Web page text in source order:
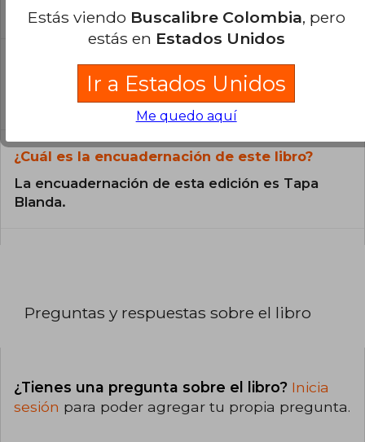
catálogo son Originales.
El libro está escrito en Español.
¿Cuál es la encuadernación de este libro?
La encuadernación de esta edición es Tapa
Blanda.
Preguntas y respuestas sobre el libro
¿Tienes una pregunta sobre el libro? Inicia
sesión para poder agregar tu propia pregunta.
Estás viendo Buscalibre Colombia, pero
estás en Estados Unidos
Ir a Estados Unidos
Me quedo aquí